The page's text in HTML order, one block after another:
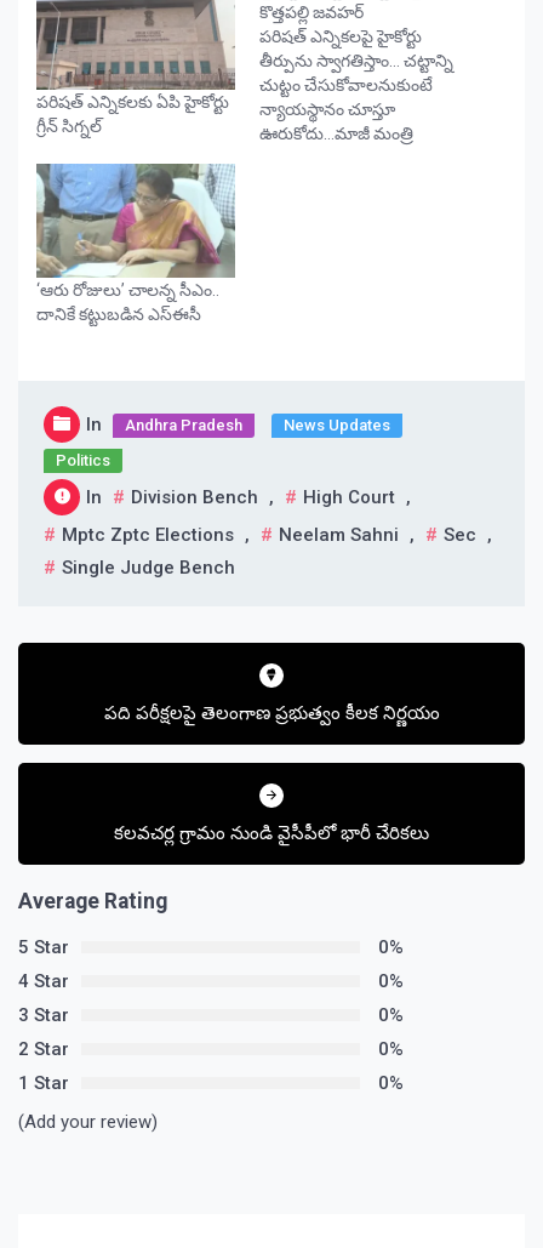
పరిషత్ ఎన్నికలకు ఏపి హైకోర్టు
గ్రీన్ సిగ్నల్
కొత్తపల్లి జవహర్
పరిషత్ ఎన్నికలపై హైకోర్టు
తీర్పును స్వాగతిస్తాం… చట్టాన్ని
చుట్టం చేసుకోవాలనుకుంటే
న్యాయస్థానం చూస్తూ
ఊరుకోదు…మాజీ మంత్రి
హైకోర్టు తీర్పు కూడా
‘ఆరు రోజులు’ చాలన్న సీఎం..
దానికే కట్టుబడిన ఎస్ఈసీ
In Andhra Pradesh
News Updates
Politics
In Division Bench , High Court ,
Mptc Zptc Elections , Neelam Sahni , Sec
,
Single Judge Bench
Post
పది పరీక్షలపై తెలంగాణ ప్రభుత్వం కీలక నిర్ణయం
కలవచర్ల గ్రామం నుండి వైసీపీలో భారీ చేరికలు
Average Rating
5 Star
0%
4 Star
0%
3 Star
0%
2 Star
0%
1 Star
0%
(Add your review)